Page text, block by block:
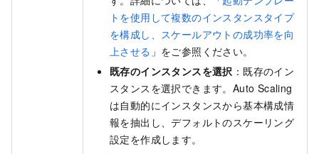
トを使用して複数のインスタンスタイプ
を構成し、スケールアウトの成功率を向
上させる 」をご参照ください。
既存のインスタンスを選択 ：既存のイン
スタンスを選択できます。Auto Scaling
は自動的にインスタンスから基本構成情
報を抽出し、デフォルトのスケーリング
設定を作成します。